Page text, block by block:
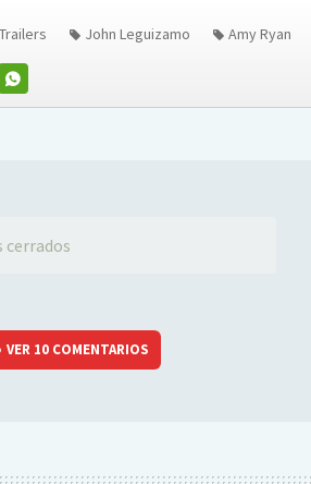
Trailers John Leguizamo Amy Ryan
cerrados
VER 10 COMENTARIOS